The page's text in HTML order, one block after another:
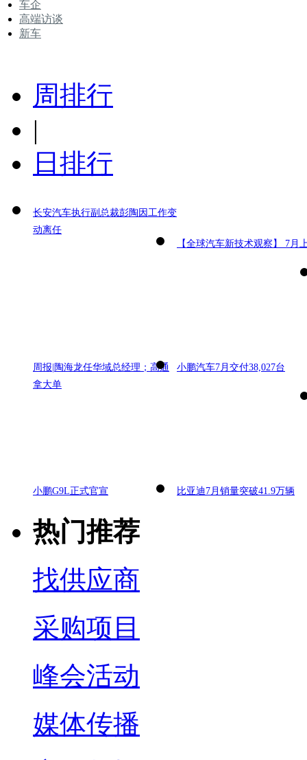
车企
高端访谈
新车
周排行
|
日排行
长安汽车执行副总裁彭陶因工作变
动离任
【全球汽车新技术观察】 7月
周报|陶海龙任华域总经理；高通
拿大单
小鹏汽车7月交付38,027台
小鹏G9L正式官宣 比亚迪7月销量突破41.9万辆
热门推荐
找供应商
采购项目
峰会活动
媒体传播